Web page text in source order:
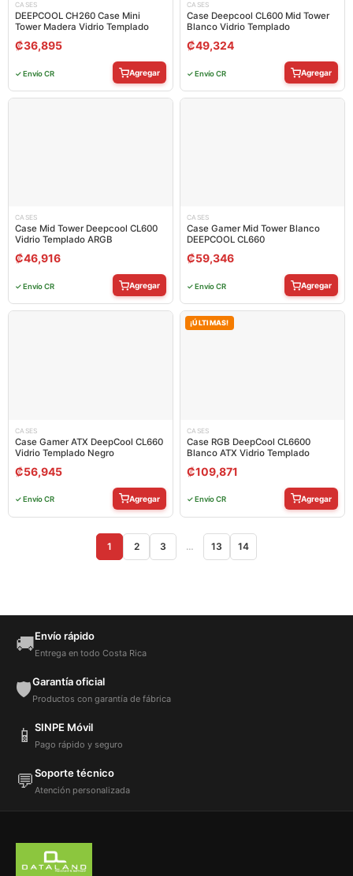
CASES
DEEPCOOL CH260 Case Mini
Tower Madera Vidrio Templado
₡36,895
✓ Envío CR Agregar
CASES
Case Deepcool CL600 Mid Tower
Blanco Vidrio Templado
₡49,324
✓ Envío CR Agregar
CASES
Case Mid Tower Deepcool CL600
Vidrio Templado ARGB
₡46,916
✓ Envío CR Agregar
CASES
Case Gamer Mid Tower Blanco
DEEPCOOL CL660
₡59,346
✓ Envío CR Agregar
CASES
Case Gamer ATX DeepCool CL660
Vidrio Templado Negro
₡56,945
✓ Envío CR Agregar
¡ÚLTIMAS!
CASES
Case RGB DeepCool CL6600
Blanco ATX Vidrio Templado
₡109,871
✓ Envío CR Agregar
1 2 3 … 13 14
🚚Envío rápido
Entrega en todo Costa Rica
🛡️Garantía oficial
Productos con garantía de fábrica
📱 SINPE Móvil
Pago rápido y seguro
💬Soporte técnico
Atención personalizada